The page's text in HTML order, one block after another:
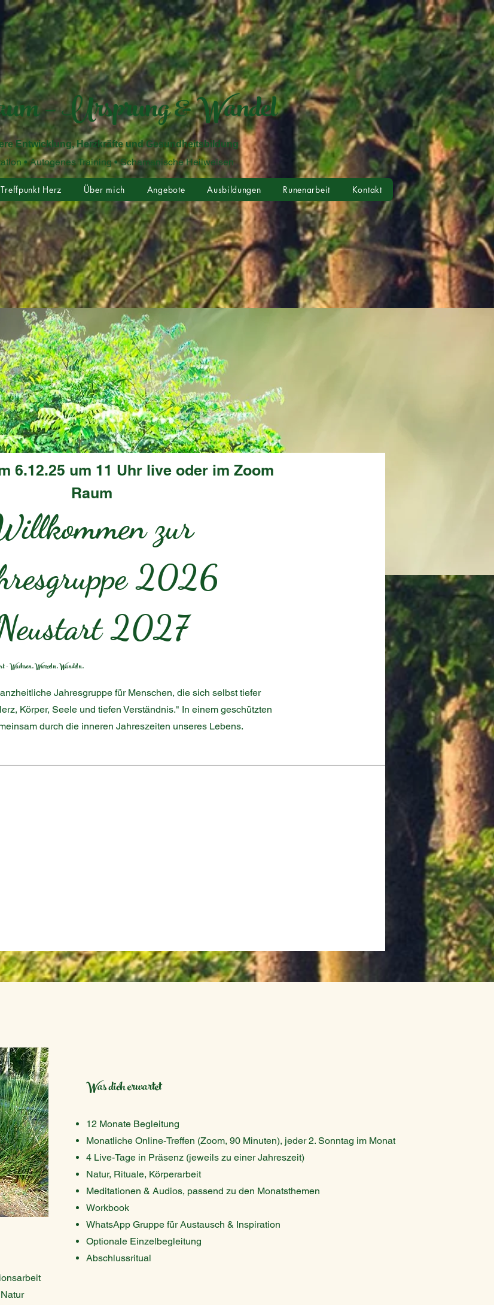
– Ursprung & Wandel
Entwicklung, Herzkräfte und Gesundheitsbildung
Training • Schamanische Heilweisen
Treffpunkt Herz Über mich Angebote Ausbildungen Runenarbeit Kontakt
6.12.25 um 11 Uhr live oder im Zoom
Raum
zur
2026
2027
- Wachsen. Wurzeln. Wandeln.
Jahresgruppe für Menschen, die sich selbst tiefer
Körper, Seele und tiefen Verständnis." In einem geschützten
durch die inneren Jahreszeiten unseres Lebens.
Was dich erwartet
12 Monate Begleitung
Monatliche Online-Treffen (Zoom, 90 Minuten), jeder 2. Sonntag im Monat
4 Live-Tage in Präsenz (jeweils zu einer Jahreszeit)
Natur, Rituale, Körperarbeit
Meditationen & Audios, passend zu den Monatsthemen
Workbook
WhatsApp Gruppe für Austausch & Inspiration
Optionale Einzelbegleitung
​Abschlussritual